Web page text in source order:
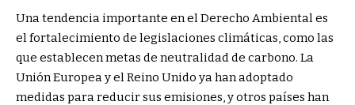
Una tendencia importante en el Derecho Ambiental es
el fortalecimiento de legislaciones climáticas, como las
que establecen metas de neutralidad de carbono. La
Unión Europea y el Reino Unido ya han adoptado
medidas para reducir sus emisiones, y otros países han